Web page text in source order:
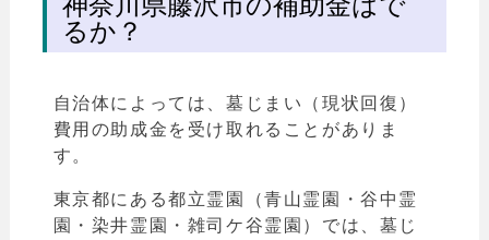
るか？
自治体によっては、墓じまい（現状回復）
費用の助成金を受け取れることがありま
す。
東京都にある都立霊園（青山霊園・谷中霊
園・染井霊園・雑司ケ谷霊園）では、墓じ